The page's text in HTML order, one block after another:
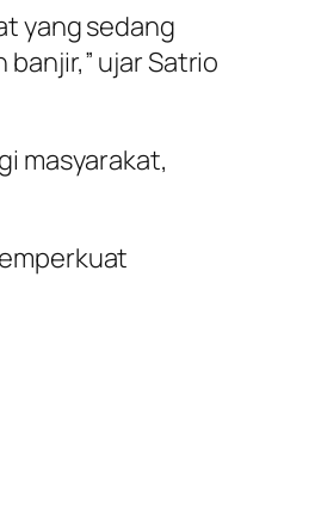
yang sedang
ujar Satrio
masyarakat,